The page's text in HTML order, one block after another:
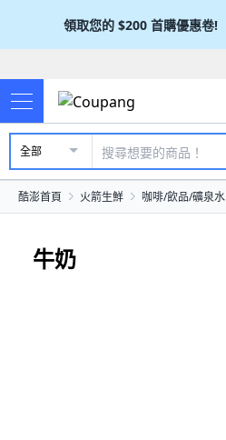
領取您的 $200 首購優惠卷!
全部
酷澎首頁 火箭生鮮 咖啡/飲品/礦泉水
牛奶